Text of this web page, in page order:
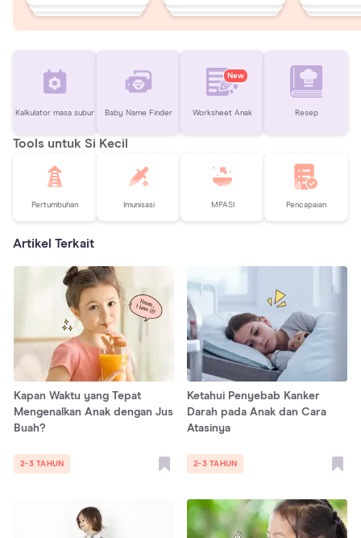
Kalkulator masa subur Baby Name Finder
New
Worksheet Anak Resep
Tools untuk Si Kecil
Pertumbuhan Imunisasi MPASI Pencapaian
Artikel Terkait
Kapan Waktu yang Tepat
Mengenalkan Anak dengan Jus
Buah?
2-3 TAHUN
Ketahui Penyebab Kanker
Darah pada Anak dan Cara
Atasinya
2-3 TAHUN